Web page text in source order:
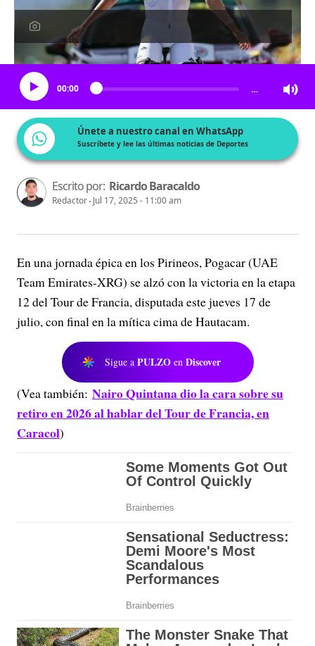
Escucha el artículo
00:00 …
Únete a nuestro canal en WhatsApp
Suscríbete y lee las últimas noticias de Deportes
Escrito por: Ricardo Baracaldo
Redactor Jul 17, 2025 - 11:00 am
En una jornada épica en los Pirineos, Pogacar (UAE
Team Emirates-XRG) se alzó con la victoria en la etapa
12 del Tour de Francia, disputada este jueves 17 de
julio, con final en la mítica cima de Hautacam.
Sigue a PULZO en Discover
(Vea también: Nairo Quintana dio la cara sobre su
retiro en 2026 al hablar del Tour de Francia, en
Caracol)